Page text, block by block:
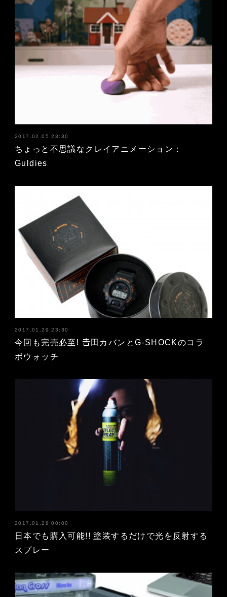
2017.02.05 23:30
ちょっと不思議なクレイアニメーション：
Guldies
2017.01.29 23:30
今回も完売必至! 𠮷田カバンとG-SHOCKのコラ
ボウォッチ
2017.01.28 00:00
日本でも購入可能!! 塗装するだけで光を反射する
スプレー